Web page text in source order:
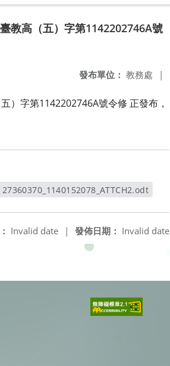
教高（五）字第1142202746A號
發布單位： 教務處 |
）字第1142202746A號令修 正發布，
27360370_1140152078_ATTCH2.odt
發佈日期： Invalid date
Invalid date |